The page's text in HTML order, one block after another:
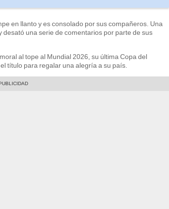
en llanto y es consolado por sus compañeros. Una
una serie de comentarios por parte de sus
al tope al Mundial 2026, su última Copa del
título para regalar una alegría a su país.